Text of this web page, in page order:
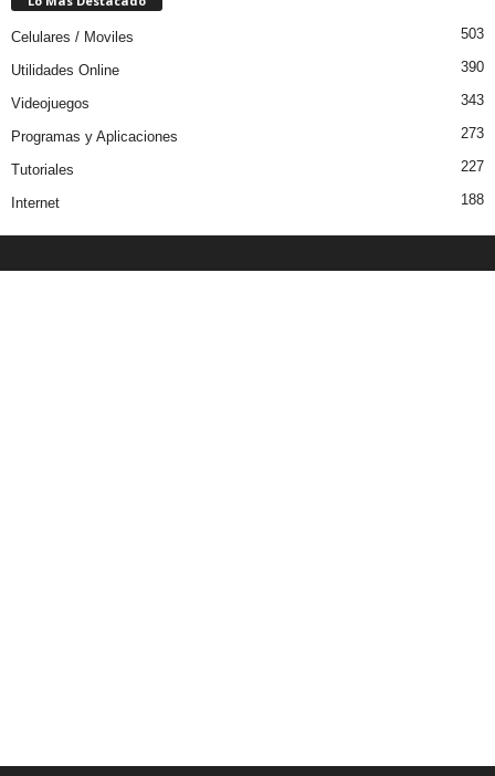
Celulares / Moviles 503
Utilidades Online 390
Videojuegos 343
Programas y Aplicaciones 273
Tutoriales 227
Internet 188